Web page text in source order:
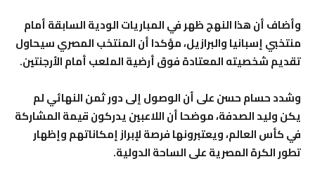
وأضاف أن هذا النهج ظهر في المباريات الودية السابقة أمام
منتخبي إسبانيا والبرازيل، مؤكدا أن المنتخب المصري سيحاول
تقديم شخصيته المعتادة فوق أرضية الملعب أمام الأرجنتين.
وشدد حسام حسن على أن الوصول إلى دور ثمن النهائي لم
يكن وليد الصدفة، موضحا أن اللاعبين يدركون قيمة المشاركة
في كأس العالم، ويعتبرونها فرصة لإبراز إمكاناتهم وإظهار
تطور الكرة المصرية على الساحة الدولية.